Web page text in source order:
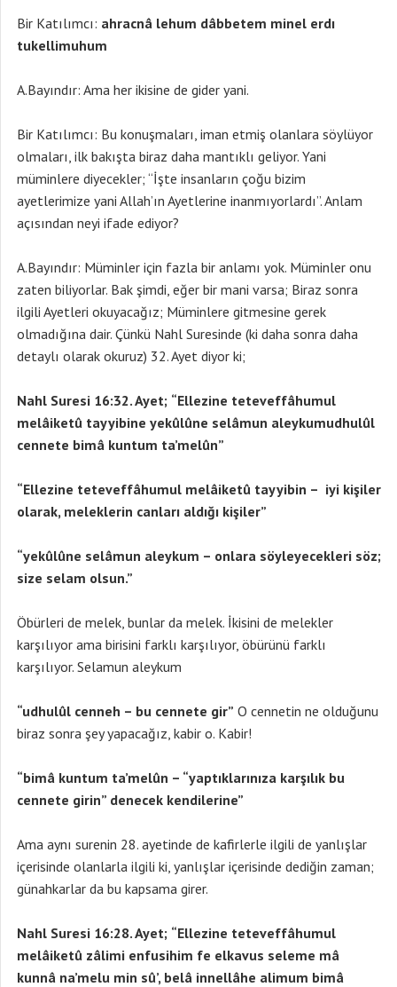
Bir Katılımcı: ahracnâ lehum dâbbetem minel erdı
tukellimuhum
A.Bayındır: Ama her ikisine de gider yani.
Bir Katılımcı: Bu konuşmaları, iman etmiş olanlara söylüyor
olmaları, ilk bakışta biraz daha mantıklı geliyor. Yani
müminlere diyecekler; “İşte insanların çoğu bizim
ayetlerimize yani Allah’ın Ayetlerine inanmıyorlardı”. Anlam
açısından neyi ifade ediyor?
A.Bayındır: Müminler için fazla bir anlamı yok. Müminler onu
zaten biliyorlar. Bak şimdi, eğer bir mani varsa; Biraz sonra
ilgili Ayetleri okuyacağız; Müminlere gitmesine gerek
olmadığına dair. Çünkü Nahl Suresinde (ki daha sonra daha
detaylı olarak okuruz) 32. Ayet diyor ki;
Nahl Suresi 16:32. Ayet; “Ellezine teteveffâhumul
melâiketû tayyibine yekûlûne selâmun aleykumudhulûl
cennete bimâ kuntum ta’melûn”
“Ellezine teteveffâhumul melâiketû tayyibin – iyi kişiler
olarak, meleklerin canları aldığı kişiler”
“yekûlûne selâmun aleykum – onlara söyleyecekleri söz;
size selam olsun.”
Öbürleri de melek, bunlar da melek. İkisini de melekler
karşılıyor ama birisini farklı karşılıyor, öbürünü farklı
karşılıyor. Selamun aleykum
“udhulûl cenneh – bu cennete gir” O cennetin ne olduğunu
biraz sonra şey yapacağız, kabir o. Kabir!
“bimâ kuntum ta’melûn – “yaptıklarınıza karşılık bu
cennete girin” denecek kendilerine”
Ama aynı surenin 28. ayetinde de kafirlerle ilgili de yanlışlar
içerisinde olanlarla ilgili ki, yanlışlar içerisinde dediğin zaman;
günahkarlar da bu kapsama girer.
Nahl Suresi 16:28. Ayet; “Ellezine teteveffâhumul
melâiketû zâlimi enfusihim fe elkavus seleme mâ
kunnâ na’melu min sû’, belâ innellâhe alimum bimâ